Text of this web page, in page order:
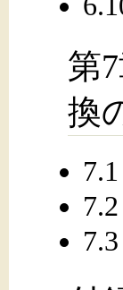
第
換